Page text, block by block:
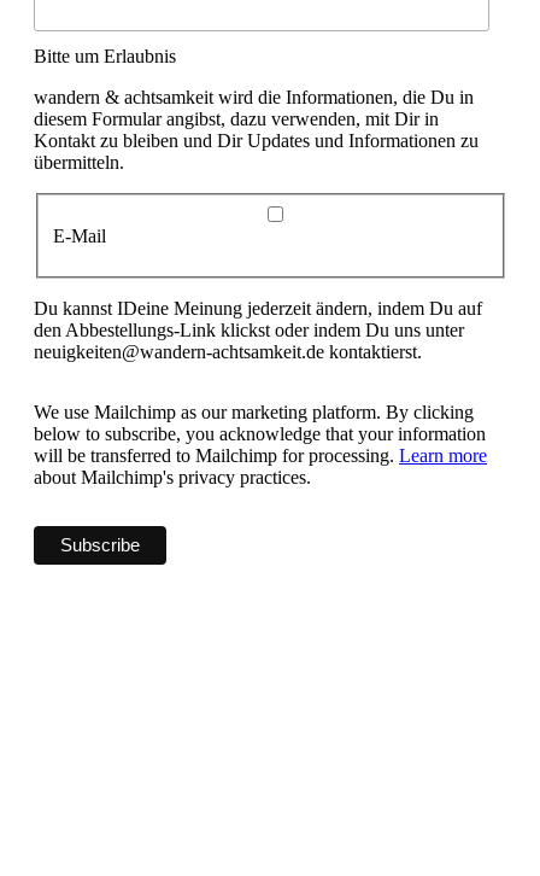
Bitte um Erlaubnis
wandern & achtsamkeit wird die Informationen, die Du in
diesem Formular angibst, dazu verwenden, mit Dir in
Kontakt zu bleiben und Dir Updates und Informationen zu
übermitteln.
E-Mail
Du kannst IDeine Meinung jederzeit ändern, indem Du auf
den Abbestellungs-Link klickst oder indem Du uns unter
neuigkeiten@wandern-achtsamkeit.de kontaktierst.
We use Mailchimp as our marketing platform. By clicking
below to subscribe, you acknowledge that your information
will be transferred to Mailchimp for processing. Learn more
about Mailchimp's privacy practices.